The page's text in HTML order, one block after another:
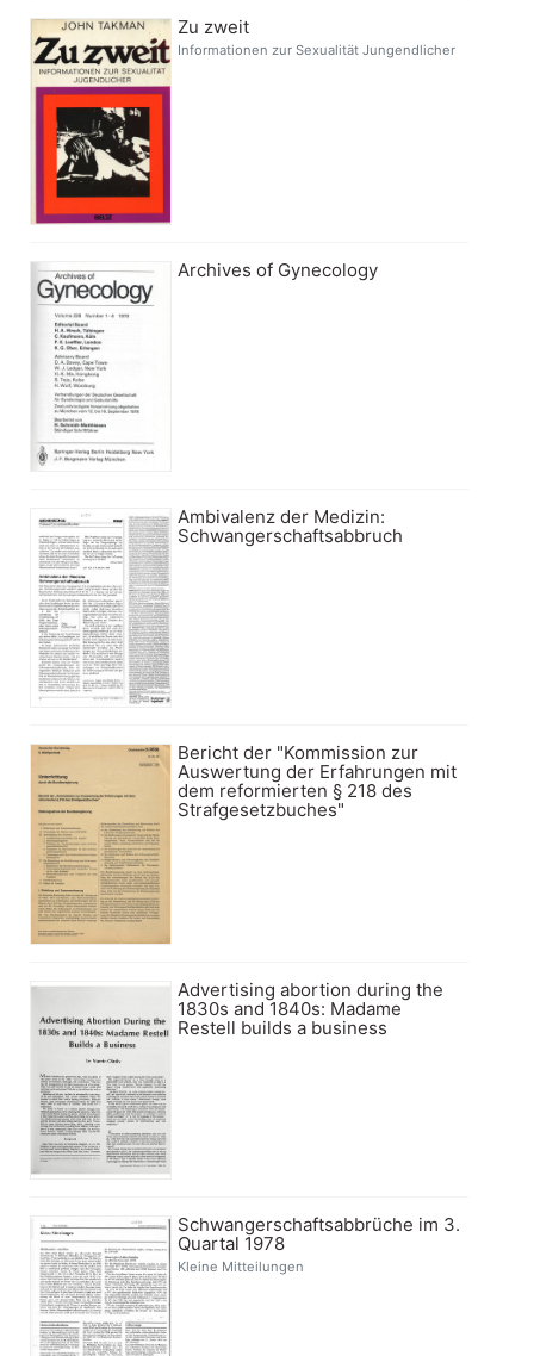
Zu zweit
Informationen zur Sexualität Jungendlicher
Archives of Gynecology
Ambivalenz der Medizin:
Schwangerschaftsabbruch
Bericht der "Kommission zur
Auswertung der Erfahrungen mit
dem reformierten § 218 des
Strafgesetzbuches"
Advertising abortion during the
1830s and 1840s: Madame
Restell builds a business
Schwangerschaftsabbrüche im 3.
Quartal 1978
Kleine Mitteilungen